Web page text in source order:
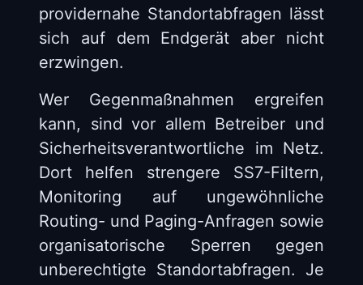
providernahe Standortabfragen lässt
sich auf dem Endgerät aber nicht
erzwingen.
Wer Gegenmaßnahmen ergreifen
kann, sind vor allem Betreiber und
Sicherheitsverantwortliche im Netz.
Dort helfen strengere SS7-Filtern,
Monitoring auf ungewöhnliche
Routing- und Paging-Anfragen sowie
organisatorische Sperren gegen
unberechtigte Standortabfragen. Je